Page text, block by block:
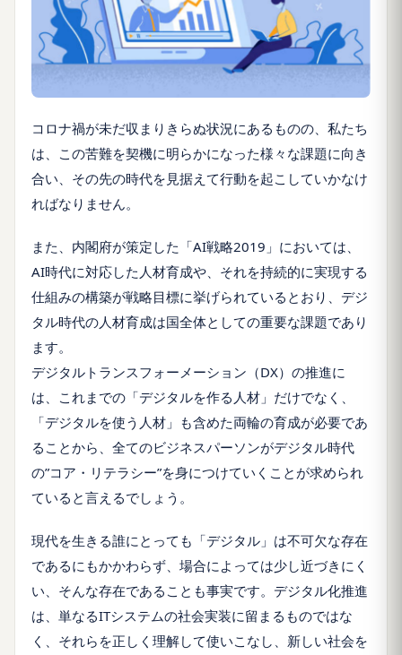
コロナ禍が未だ収まりきらぬ状況にあるものの、私たち
は、この苦難を契機に明らかになった様々な課題に向き
合い、その先の時代を見据えて行動を起こしていかなけ
ればなりません。
また、内閣府が策定した「AI戦略2019」においては、
AI時代に対応した人材育成や、それを持続的に実現する
仕組みの構築が戦略目標に挙げられているとおり、デジ
タル時代の人材育成は国全体としての重要な課題であり
ます。
デジタルトランスフォーメーション（DX）の推進に
は、これまでの「デジタルを作る人材」だけでなく、
「デジタルを使う人材」も含めた両輪の育成が必要であ
ることから、全てのビジネスパーソンがデジタル時代
の”コア・リテラシー”を身につけていくことが求められ
ていると言えるでしょう。
現代を生きる誰にとっても「デジタル」は不可欠な存在
であるにもかかわらず、場合によっては少し近づきにく
い、そんな存在であることも事実です。デジタル化推進
は、単なるITシステムの社会実装に留まるものではな
く、それらを正しく理解して使いこなし、新しい社会を